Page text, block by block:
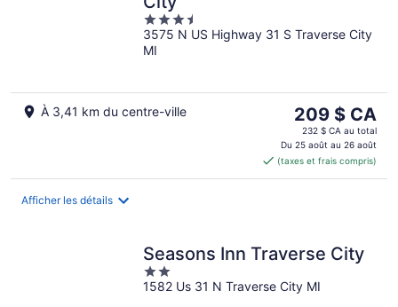
3.5
out
of
3575 N US Highway 31 S Traverse City
MI
À 3,41 km du centre-ville
Le
prix
est
de 209 $ CA
par
209 $ CA
232 $ CA au total
Du 25 août au 26 août
(taxes et frais compris)
Afficher les détails
Seasons Inn Traverse City
2
out
1582 Us 31 N Traverse City MI